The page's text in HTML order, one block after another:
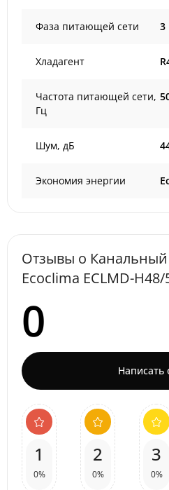
Фаза питающей сети 3
Хладагент
Частота питающей сети,
Гц
Шум, дБ
Экономия энергии
Отзывы о
Ecoclima ECLMD-H48/
0
Написать
1
0%
2
0%
3
0%